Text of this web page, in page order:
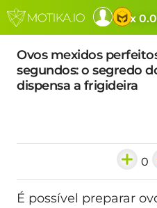
x
Ovos mexidos
segundos: o segredo
dispensa a frigideira
0
É possível preparar